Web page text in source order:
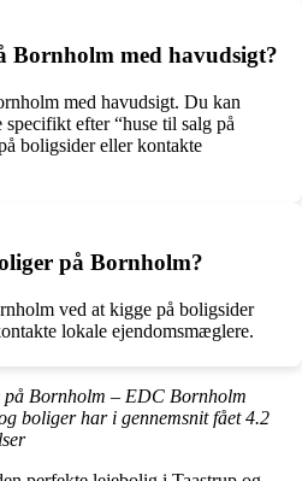
Bornholm med havudsigt?
med havudsigt. Du kan
specifikt efter “huse til salg på
boligsider eller kontakte
på Bornholm?
ved at kigge på boligsider
lokale ejendomsmæglere.
Bornholm – EDC Bornholm
boliger har i gennemsnit fået4.2